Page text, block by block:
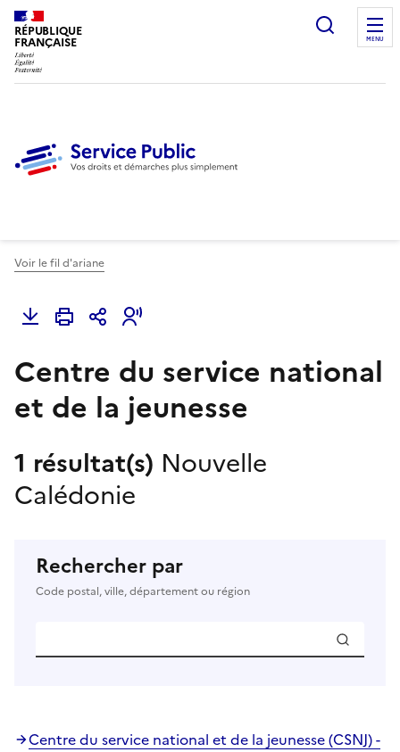
RÉPUBLIQUE
FRANÇAISE
Ouvrir
MENU
Voir le fil d'ariane
Centre du service national
et de la jeunesse
1 résultat(s) Nouvelle
Calédonie
Rechercher par
Code postal, ville, département ou région
Centre du service national et de la jeunesse (CSNJ) -